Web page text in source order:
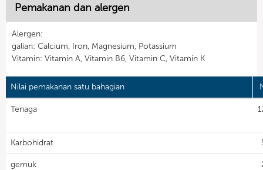
Pemakanan dan alergen
Alergen:
galian: Calcium, Iron, Magnesium, Potassium
Vitamin: Vitamin A, Vitamin B6, Vitamin C, Vitamin K
Nilai pemakanan satu bahagian
Tenaga
Karbohidrat
gemuk